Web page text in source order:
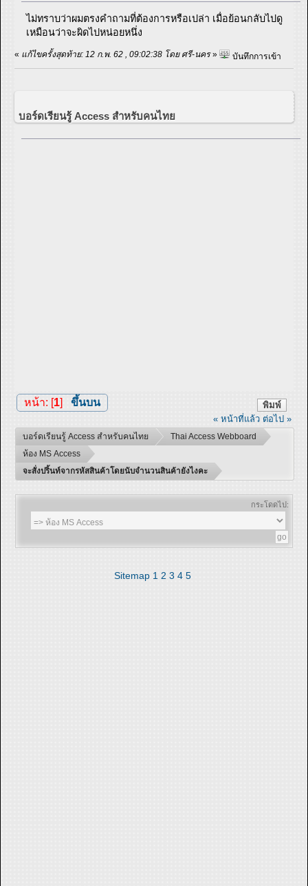
ไม่ทราบว่าผมตรงคำถามที่ต้องการหรือเปล่า เมื่อย้อนกลับไปดู
เหมือนว่าจะผิดไปหน่อยหนึ่ง
« แก้ไขครั้งสุดท้าย: 12 ก.พ. 62 , 09:02:38 โดย ศรี-นคร» บันทึกการเข้า
บอร์ดเรียนรู้ Access สำหรับคนไทย
พิมพ์
หน้า: [1] ขึ้นบน
« หน้าที่แล้ว ต่อไป »
บอร์ดเรียนรู้ Access สำหรับคนไทย
Thai Access Webboard
ห้อง MS Access
จะสั่งปริ้นท์จากรหัสสินค้าโดยนับจำนวนสินค้ายังไงคะ
กระโดดไป:
Sitemap 1 2 3 4 5